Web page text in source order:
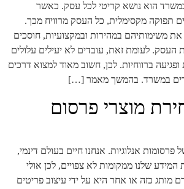
הוא נושא קריטי לכל עסק. כאשר
תפוקה מקסימלית, כל העסק מרוויח מכך.
משימותיהם במהירות ובמקצועיות, חוסכים
העסק. לעומת זאת, עובדים לא יעילים עלולים
ופגיעה ברווחיות. לכן, חשוב מאוד למצוא דרכים
במשרד. בהמשך מאמר […]
מוצרי פרסום
אנלוגיות. אנחנו חיים בעולם דינמי,
המידע שלנו ממקומות לא צפויים, לכן אולי
מותג כזה או אחר היא על ידי עיצוב פריטים